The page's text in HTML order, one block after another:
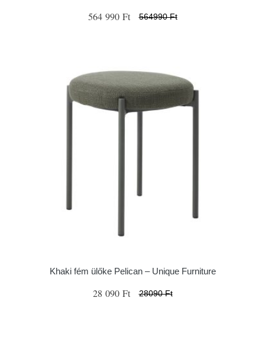
564 990 Ft 564990 Ft
Khaki fém ülőke Pelican – Unique Furniture
28 090 Ft 28090 Ft